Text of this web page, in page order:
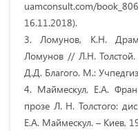
uamconsult.com/
16.11.2018).
3. Ломунов, К.Н.
Ломунов // Л.Н.
Д.Д. Благого. М.:
4. Маймескул, Е.А.
прозе Л. Н. Толстого:
Е.А. Маймескул. – Киев,